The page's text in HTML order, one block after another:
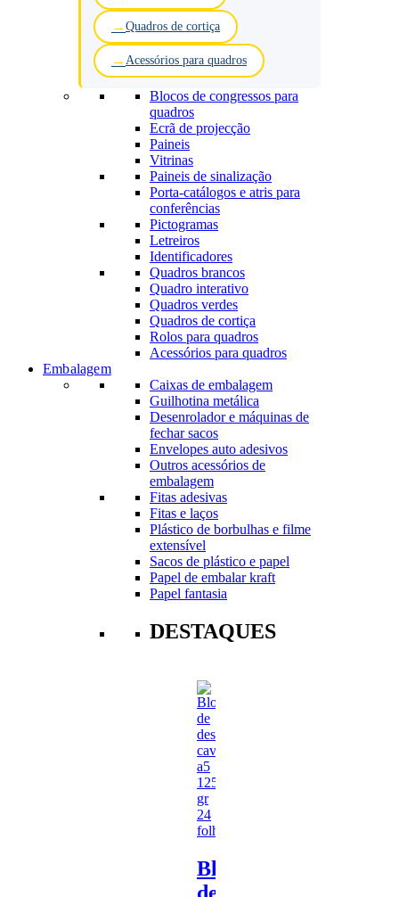
Quadros de cortiça
Acessórios para quadros
Blocos de congressos para
quadros
Ecrã de projecção
Paineis
Vitrinas
Paineis de sinalização
Porta-catálogos e atris para
conferências
Pictogramas
Letreiros
Identificadores
Quadros brancos
Quadro interativo
Quadros verdes
Quadros de cortiça
Rolos para quadros
Acessórios para quadros
Embalagem
Caixas de embalagem
Guilhotina metálica
Desenrolador e máquinas de
fechar sacos
Envelopes auto adesivos
Outros acessórios de
embalagem
Fitas adesivas
Fitas e laços
Plástico de borbulhas e filme
extensível
Sacos de plástico e papel
Papel de embalar kraft
Papel fantasia
DESTAQUES
Bloco
de